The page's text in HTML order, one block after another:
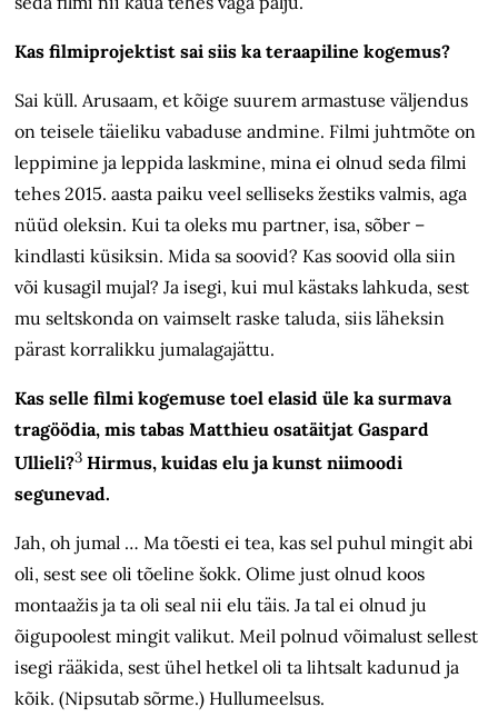
Kas filmiprojektist sai siis ka teraapiline kogemus?
Sai küll. Arusaam, et kõige suurem armastuse väljendus
on teisele täieliku vabaduse andmine. Filmi juhtmõte on
leppimine ja leppida laskmine, mina ei olnud seda filmi
tehes 2015. aasta paiku veel selliseks žestiks valmis, aga
nüüd oleksin. Kui ta oleks mu partner, isa, sõber –
kindlasti küsiksin. Mida sa soovid? Kas soovid olla siin
või kusagil mujal? Ja isegi, kui mul kästaks lahkuda, sest
mu seltskonda on vaimselt raske taluda, siis läheksin
pärast korralikku jumalagajättu.
Kas selle filmi kogemuse toel elasid üle ka surmava
tragöödia, mis tabas Matthieu osatäitjat Gaspard
Ullieli?3 Hirmus, kuidas elu ja kunst niimoodi
segunevad.
Jah, oh jumal … Ma tõesti ei tea, kas sel puhul mingit abi
oli, sest see oli tõeline šokk. Olime just olnud koos
montaažis ja ta oli seal nii elu täis. Ja tal ei olnud ju
õigupoolest mingit valikut. Meil polnud võimalust sellest
isegi rääkida, sest ühel hetkel oli ta lihtsalt kadunud ja
kõik. (Nipsutab sõrme.) Hullumeelsus.